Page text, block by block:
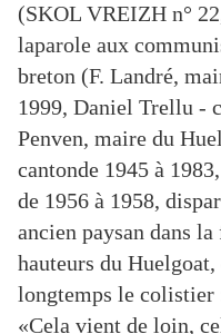
(SKOL VREIZH n°
laparole aux
breton (F. Landré,
1999, Daniel Trellu -
Penven, maire du
cantonde 1945 à
de 1956 à 1958,
ancien paysan dans
hauteurs du
longtemps le colistier
«Cela vient de loin,